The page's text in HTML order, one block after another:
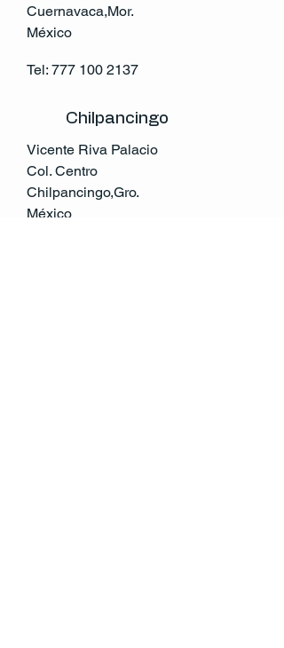
Cuernavaca,Mor.
México
Tel: 777 100 2137
Chilpancingo
Vicente Riva Palacio
Col. Centro
Chilpancingo,Gro.
México